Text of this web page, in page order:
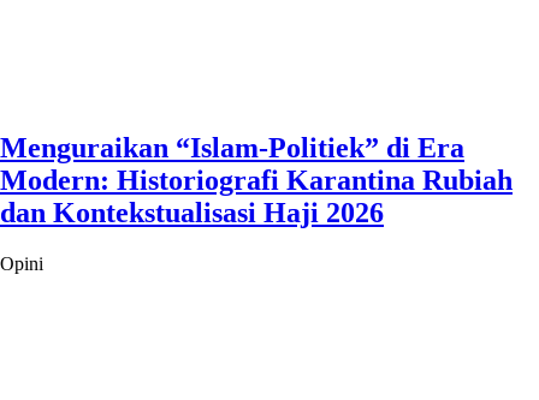
Menguraikan “Islam-Politiek” di Era
Modern: Historiografi Karantina Rubiah
dan Kontekstualisasi Haji 2026
Opini